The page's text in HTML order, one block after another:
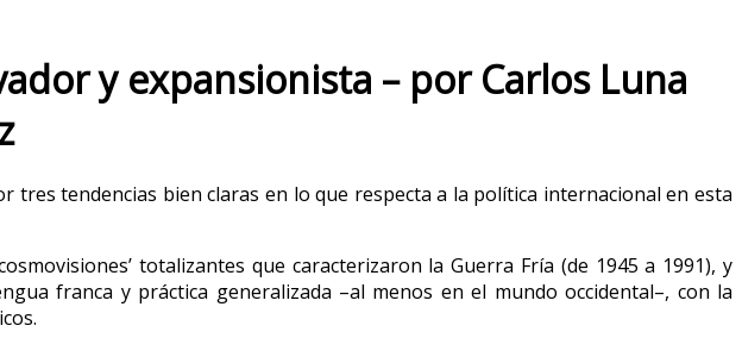
y expansionista – por Carlos Luna
tendencias bien claras en lo que respecta a la política internacional en esta
totalizantes que caracterizaron la Guerra Fría (de 1945 a 1991), y
franca y práctica generalizada –al menos en el mundo occidental–, con la